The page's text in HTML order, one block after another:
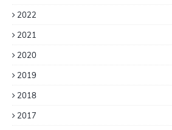
2022
2021
2020
2019
2018
2017